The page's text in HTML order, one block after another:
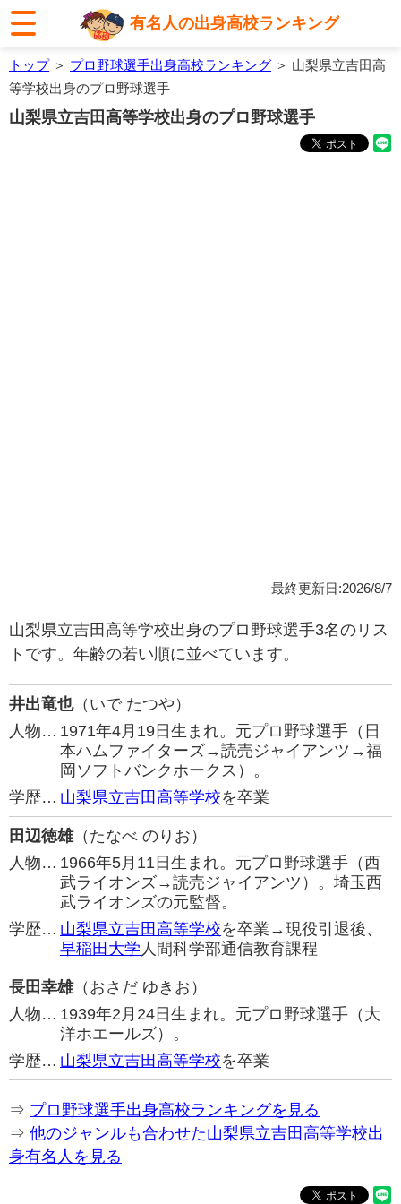
有名人の出身高校ランキング
トップ＞ プロ野球選手出身高校ランキング ＞ 山梨県立吉田高
等学校出身のプロ野球選手
山梨県立吉田高等学校出身のプロ野球選手
最終更新日:2026/8/7
山梨県立吉田高等学校出身のプロ野球選手3名のリス
トです。年齢の若い順に並べています。
井出竜也（いで たつや）
人物… 1971年4月19日生まれ。元プロ野球選手（日
本ハムファイターズ→読売ジャイアンツ→福
岡ソフトバンクホークス）。
学歴… 山梨県立吉田高等学校を卒業
田辺徳雄（たなべ のりお）
人物… 1966年5月11日生まれ。元プロ野球選手（西
武ライオンズ→読売ジャイアンツ）。埼玉西
武ライオンズの元監督。
学歴… 山梨県立吉田高等学校を卒業→現役引退後、
早稲田大学 人間科学部通信教育課程
長田幸雄（おさだ ゆきお）
人物… 1939年2月24日生まれ。元プロ野球選手（大
洋ホエールズ）。
学歴… 山梨県立吉田高等学校を卒業
⇒ プロ野球選手出身高校ランキングを見る
⇒ 他のジャンルも合わせた山梨県立吉田高等学校出
身有名人を見る